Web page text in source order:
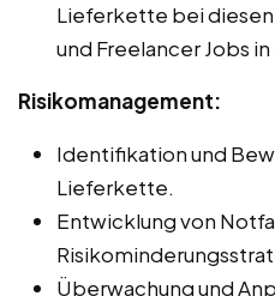
Lieferkette bei
und Freelancer Jobs in
Risikomanagement:
Identifikation und
Lieferkette.
Entwicklung von
Überwachung und